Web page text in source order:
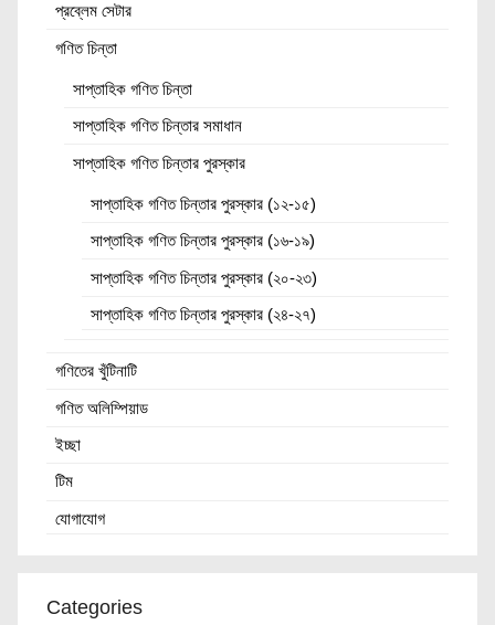
প্রব্লেম সেটার
গণিত চিন্তা
সাপ্তাহিক গণিত চিন্তা
সাপ্তাহিক গণিত চিন্তার সমাধান
সাপ্তাহিক গণিত চিন্তার পুরস্কার
সাপ্তাহিক গণিত চিন্তার পুরস্কার (১২-১৫)
সাপ্তাহিক গণিত চিন্তার পুরস্কার (১৬-১৯)
সাপ্তাহিক গণিত চিন্তার পুরস্কার (২০-২৩)
সাপ্তাহিক গণিত চিন্তার পুরস্কার (২৪-২৭)
গণিতের খুঁটিনাটি
গণিত অলিম্পিয়াড
ইচ্ছা
টিম
যোগাযোগ
Categories